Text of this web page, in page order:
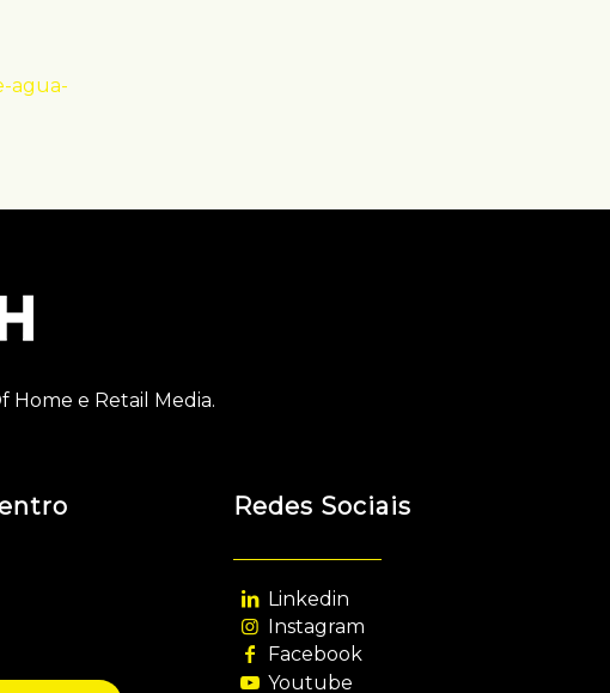
agua-
Home e Retail Media.
Redes Sociais
Linkedin
Instagram
Facebook
Youtube